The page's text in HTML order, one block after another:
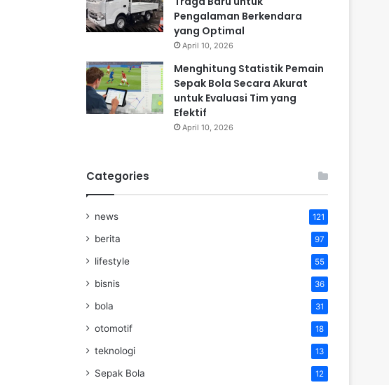
Pengalaman Berkendara
yang Optimal
April 10, 2026
Menghitung Statistik Pemain
Sepak Bola Secara Akurat
untuk Evaluasi Tim yang
Efektif
April 10, 2026
Categories
news 121
berita 97
lifestyle 55
bisnis 36
bola 31
otomotif 18
teknologi 13
Sepak Bola 12